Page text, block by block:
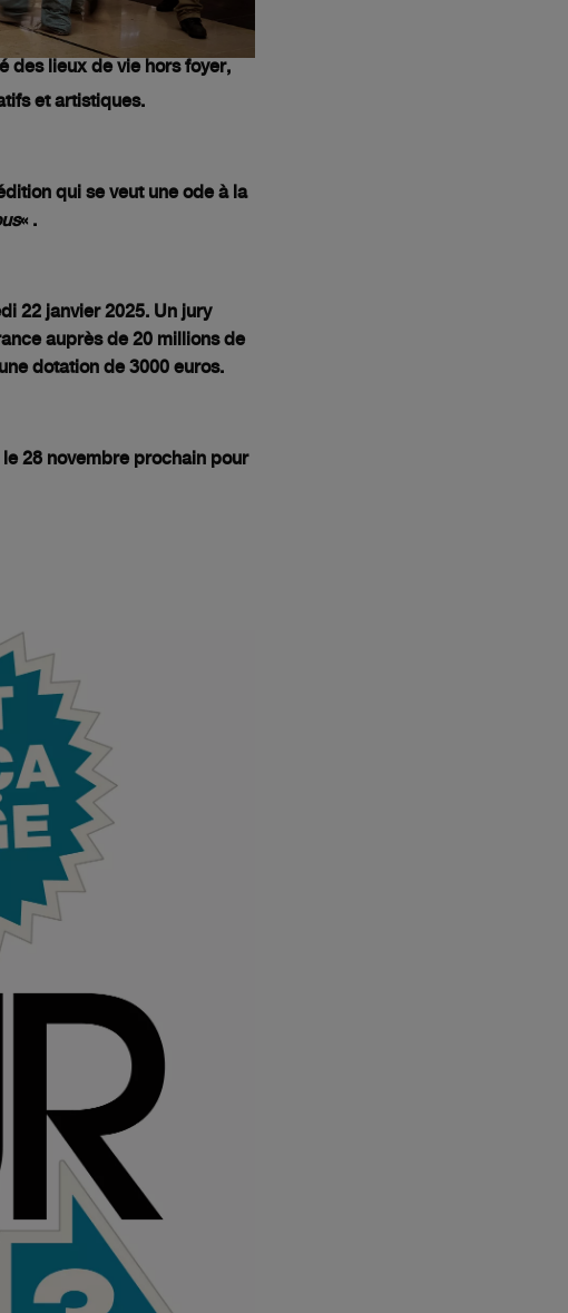
des lieux de vie hors foyer,
et artistiques.
qui se veut une ode à la
« .
22 janvier 2025. Un jury
auprès de 20 millions de
dotation de 3000 euros.
28 novembre prochain pour